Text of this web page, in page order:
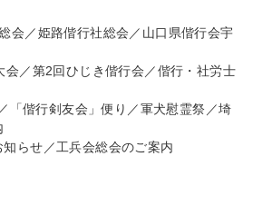
会／姫路偕行社総会／山口県偕行会宇
会／第2回ひじき偕行会／偕行・社労士
「偕行剣友会」便り／軍犬慰霊祭／埼
らせ／工兵会総会のご案内